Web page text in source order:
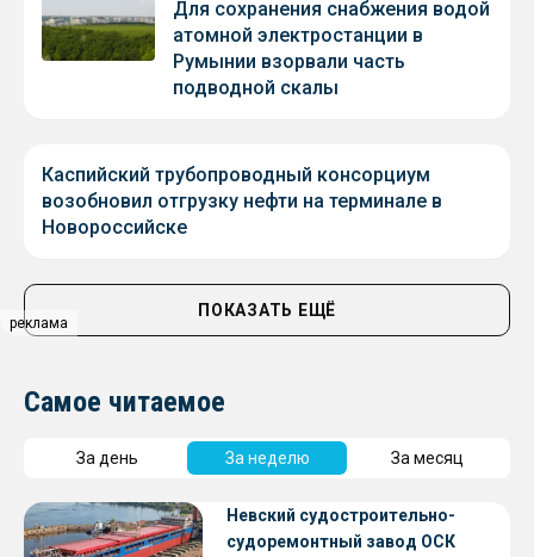
реклама
Для сохранения снабжения водой
атомной электростанции в
Румынии взорвали часть
подводной скалы
Каспийский трубопроводный консорциум
возобновил отгрузку нефти на терминале в
Новороссийске
ПОКАЗАТЬ ЕЩЁ
Самое читаемое
За день За неделю За месяц
Невский судостроительно-
судоремонтный завод ОСК